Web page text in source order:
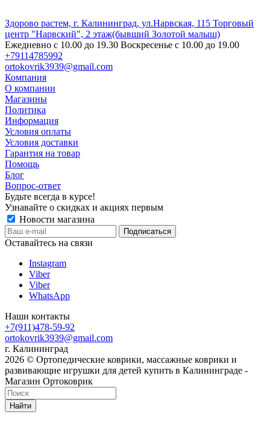
Здорово растем, г. Калининград, ул.Нарвская, 115 Торговый
центр "Нарвский", 2 этаж(бывший Золотой малыш)
Ежедневно с 10.00 до 19.30 Воскресенье с 10.00 до 19.00
+79114785992
ortokovrik3939@gmail.com
Компания
О компании
Магазины
Политика
Информация
Условия оплаты
Условия доставки
Гарантия на товар
Помощь
Блог
Вопрос-ответ
Будьте всегда в курсе!
Узнавайте о скидках и акциях первым
Новости магазина
Оставайтесь на связи
Instagram
Viber
Viber
WhatsApp
Наши контакты
+7(911)478-59-92
ortokovrik3939@gmail.com
г. Калининград
2026 © Ортопедические коврики, массажные коврики и
развивающие игрушки для детей купить в Калининграде -
Магазин Ортоковрик
Найти